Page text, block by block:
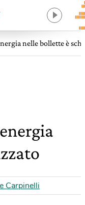
nelle bollette è
Carpinelli